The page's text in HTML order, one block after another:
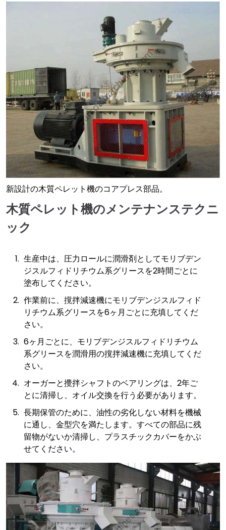
新設計の木質ペレット機のコアプレス部品。
木質ペレット機のメンテナンステクニ
ック
生産中は、圧力ロールに潤滑剤としてモリブデン
ジスルフィドリチウム系グリースを2時間ごとに
塗布してください。
作業前に、撹拌減速機にモリブデンジスルフィド
リチウム系グリースを6ヶ月ごとに充填してくだ
さい。
6ヶ月ごとに、モリブデンジスルフィドリチウム
系グリースを潤滑用の撹拌減速機に充填してくだ
さい。
オーガーと攪拌シャフトのベアリングは、2年ご
とに清掃し、オイル交換を行う必要があります。
長期保管のために、油性の劣化しない材料を機械
に通し、金型穴を満たします。すべての部品に残
留物がないか清掃し、プラスチックカバーをかぶ
せてください。